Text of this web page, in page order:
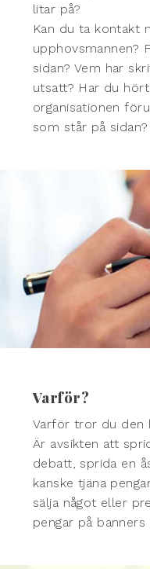
litar på?
Kan du ta kontakt
upphovsmannen?
sidan? Vem har
utsatt? Har du
organisationen
som står på sidan?
Varför?
Varför tror du den
Är avsikten att
debatt, sprida en
kanske tjäna
sälja något eller
pengar på